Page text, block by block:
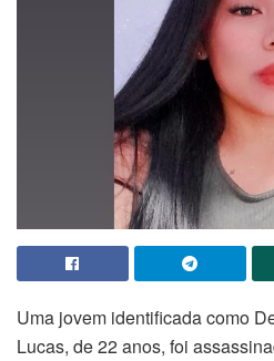
Uma jovem identificada como
Lucas, de 22 anos, foi